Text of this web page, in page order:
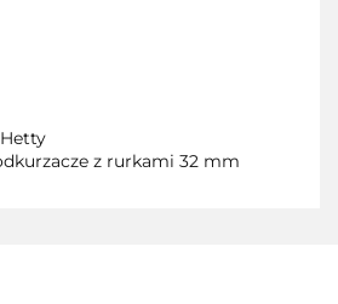
z rurkami 32 mm